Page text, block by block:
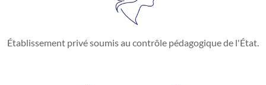
Établissement privé soumis au contrôle pédagogique de l'État.